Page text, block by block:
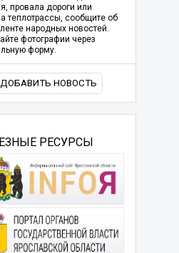
провала дороги или
теплотрассы, сообщите об
народных новостей.
фотографии через
форму.
ДОБАВИТЬ НОВОСТЬ
РЕСУРСЫ